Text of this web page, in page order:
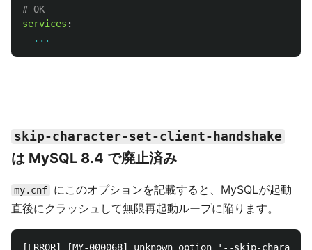
# OK
services :
...
skip-character-set-client-handshake
は MySQL 8.4 で廃止済み
my.cnf
にこのオプションを記載すると、MySQLが起動
直後にクラッシュして無限再起動ループに陥ります。